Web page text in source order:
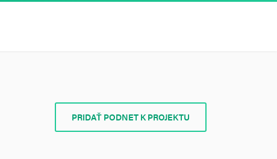
PRIDAŤ PODNET K PROJEKTU